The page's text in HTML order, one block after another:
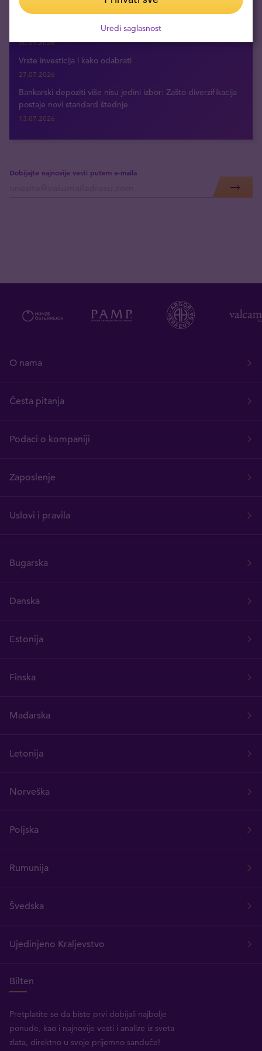
31.07.2026
Šta su hartije od vrednosti: definicija i ključni pojmovi
30.07.2026
Vrste investicija i kako odabrati
27.07.2026
Bankarski depoziti više nisu jedini izbor: Zašto diverzifikacija
postaje novi standard štednje
13.07.2026
Dobijajte najnovije vesti putem e-maila
O nama
Česta pitanja
Podaci o kompaniji
Zaposlenje
Uslovi i pravila
Bugarska
Danska
Estonija
Finska
Mađarska
Letonija
Norveška
Poljska
Rumunija
Švedska
Ujedinjeno Kraljevstvo
Bilten
Pretplatite se da biste prvi dobijali najbolje
ponude, kao i najnovije vesti i analize iz sveta
zlata, direktno u svoje prijemno sanduče!
Uredi saglasnost